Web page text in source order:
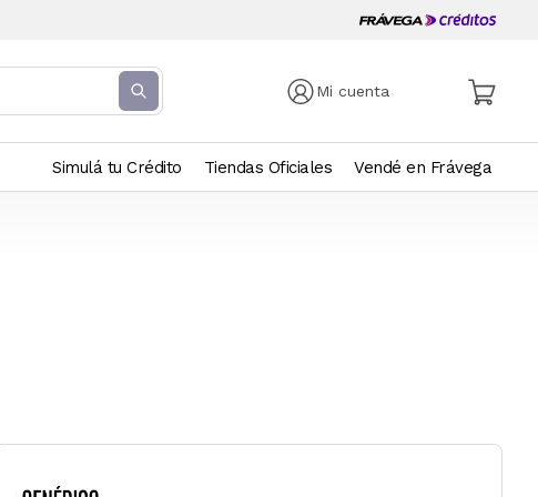
Mi cuenta
Simulá tu Crédito Tiendas Oficiales Vendé en Frávega